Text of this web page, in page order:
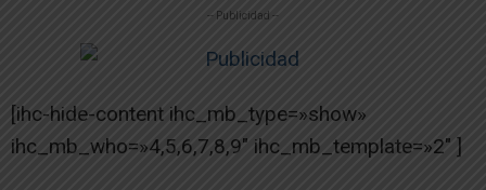
-- Publicidad --
[ihc-hide-content ihc_mb_type=»show»
ihc_mb_who=»4,5,6,7,8,9″ ihc_mb_template=»2″ ]